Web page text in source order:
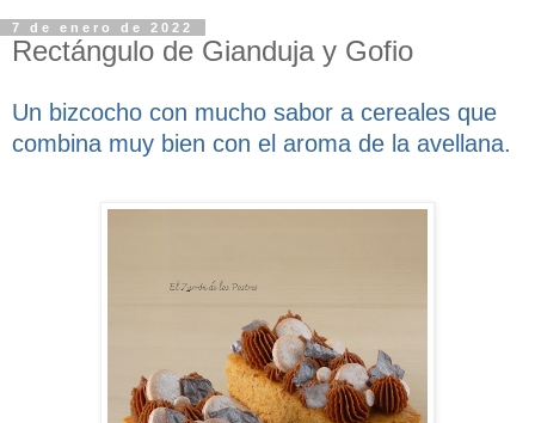
7 de enero de 2022
Rectángulo de Gianduja y Gofio
Un bizcocho con mucho sabor a cereales que
combina muy bien con el aroma de la avellana.